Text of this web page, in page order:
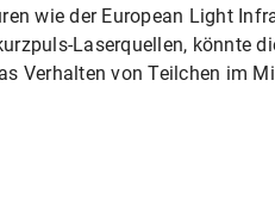
wie der European Light
Laserquellen, könnte
Verhalten von Teilchen im